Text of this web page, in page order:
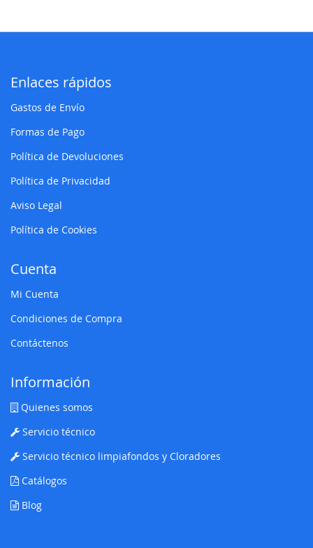
Enlaces rápidos
Gastos de Envío
Formas de Pago
Política de Devoluciones
Política de Privacidad
Aviso Legal
Política de Cookies
Cuenta
Mi Cuenta
Condiciones de Compra
Contáctenos
Información
Quienes somos
Servicio técnico
Servicio técnico limpiafondos y Cloradores
Catálogos
Blog